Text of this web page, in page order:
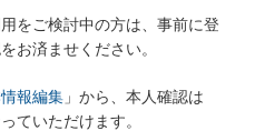
をご検討中の方は、事前に登
お済ませください。
報編集 」から、本人確認は
ていただけます。